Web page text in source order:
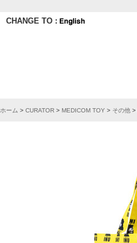
CHANGE TO :
ホーム > CURATOR > MEDICOM TOY > その他 >